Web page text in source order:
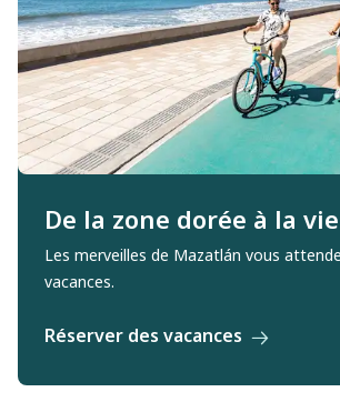
De la zone dorée à la
Les merveilles de Mazatlán vous
vacances.
Réserver des vacances